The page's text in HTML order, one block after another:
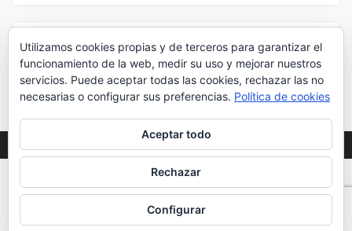
¡Síguenos en Twitter!
Mis tuits
WEB DESARROLLADA POR DESPLIEGA©2020
TODOS LOS DERECHOS RESERVADOS
Utilizamos cookies propias y de terceros para garantizar el
funcionamiento de la web, medir su uso y mejorar nuestros
servicios. Puede aceptar todas las cookies, rechazar las no
necesarias o configurar sus preferencias. Política de cookies
Aceptar todo
Rechazar
Configurar